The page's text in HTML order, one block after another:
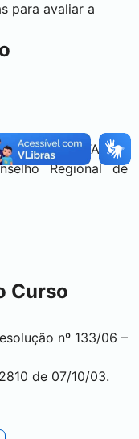
para avaliar a
AMBIENTAL
Regional de
Curso
nº 133/06 –
de 07/10/03.